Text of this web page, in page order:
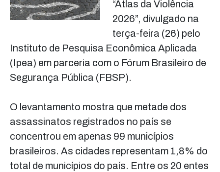
“Atlas da Violência
2026”, divulgado na
terça-feira (26) pelo
Instituto de Pesquisa Econômica Aplicada
(Ipea) em parceria com o Fórum Brasileiro de
Segurança Pública (FBSP).
O levantamento mostra que metade dos
assassinatos registrados no país se
concentrou em apenas 99 municípios
brasileiros. As cidades representam 1,8% do
total de municípios do país. Entre os 20 entes